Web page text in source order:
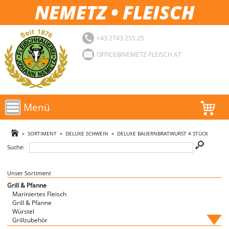
NEMETZ • FLEISCH
+43 2743 255 25
OFFICE@NEMETZ-FLEISCH.AT
Menü
AKTIONEN
SORTIMENT
LOGIN
FAVORITEN
» SORTIMENT» DELUXE SCHWEIN » DELUXE BAUERNBRATWURST 4 STÜCK
Suche:
Unser Sortiment
Grill & Pfanne
Mariniertes Fleisch
Grill & Pfanne
Würstel
Grillzubehör